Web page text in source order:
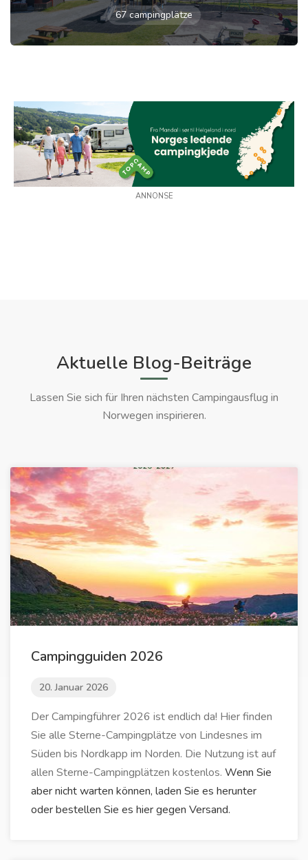
67 campingplätze
ANNONSE
Aktuelle Blog-Beiträge
Lassen Sie sich für Ihren nächsten Campingausflug in
Norwegen inspirieren.
Campingguiden 2026
20. Januar 2026
Der Campingführer 2026 ist endlich da! Hier finden
Sie alle Sterne-Campingplätze von Lindesnes im
Süden bis Nordkapp im Norden. Die Nutzung ist auf
allen Sterne-Campingplätzen kostenlos. Wenn Sie
aber nicht warten können, laden Sie es herunter
oder bestellen Sie es hier gegen Versand.